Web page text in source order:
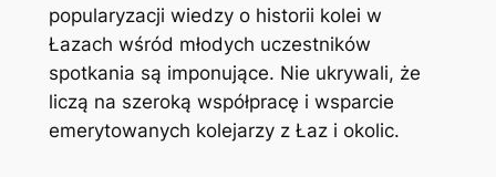
popularyzacji wiedzy o historii kolei w
Łazach wśród młodych uczestników
spotkania są imponujące. Nie ukrywali, że
liczą na szeroką współpracę i wsparcie
emerytowanych kolejarzy z Łaz i okolic.